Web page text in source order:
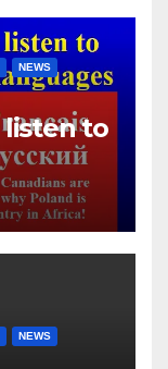
NEWS
listen to
NEWS